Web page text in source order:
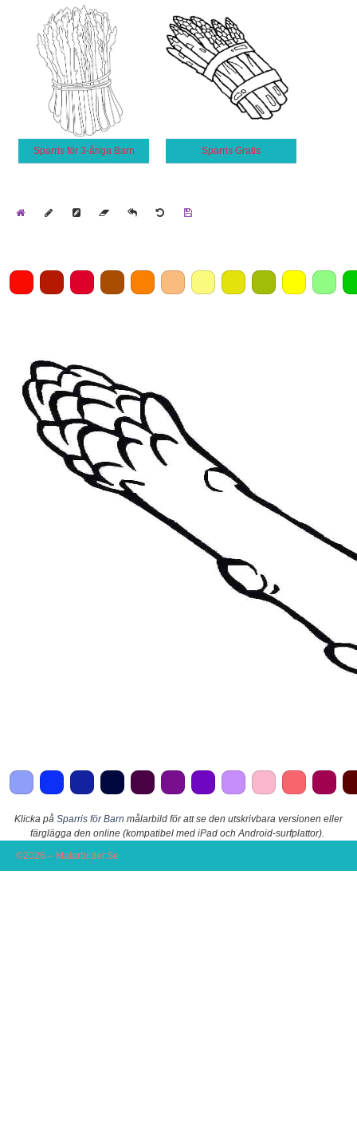
Sparris för 3-åriga Barn Sparris Gratis
Klicka på Sparris för Barn målarbild för att se den utskrivbara versionen eller
färglägga den online (kompatibel med iPad och Android-surfplattor).
©2026 – Malarbilder.Se